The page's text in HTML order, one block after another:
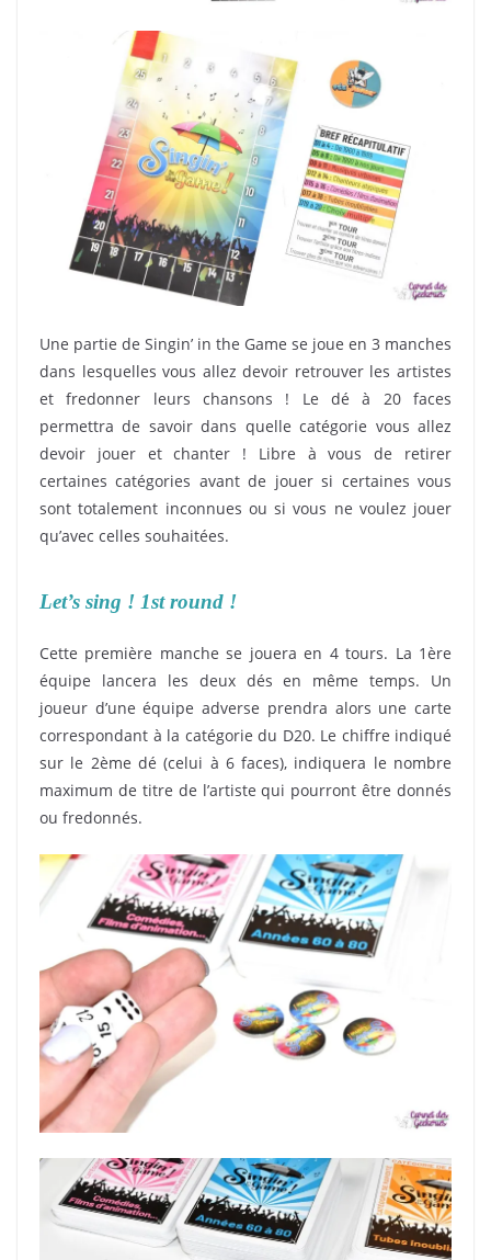
Une partie de Singin’ in the Game se joue en 3 manches
dans lesquelles vous allez devoir retrouver les artistes
et fredonner leurs chansons ! Le dé à 20 faces
permettra de savoir dans quelle catégorie vous allez
devoir jouer et chanter ! Libre à vous de retirer
certaines catégories avant de jouer si certaines vous
sont totalement inconnues ou si vous ne voulez jouer
qu’avec celles souhaitées.
Let’s sing ! 1st round !
Cette première manche se jouera en 4 tours. La 1ère
équipe lancera les deux dés en même temps. Un
joueur d’une équipe adverse prendra alors une carte
correspondant à la catégorie du D20. Le chiffre indiqué
sur le 2ème dé (celui à 6 faces), indiquera le nombre
maximum de titre de l’artiste qui pourront être donnés
ou fredonnés.